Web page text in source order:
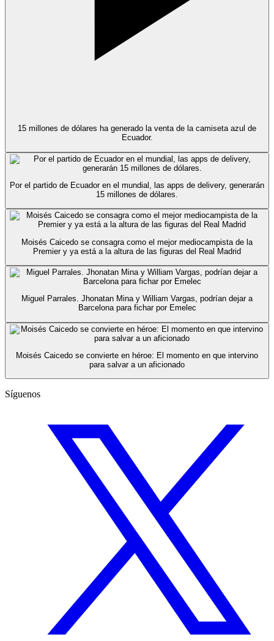
15 millones de dólares ha generado la venta de la camiseta azul de
Ecuador.
Por el partido de Ecuador en el mundial, las apps de delivery, generarán
15 millones de dólares.
Moisés Caicedo se consagra como el mejor mediocampista de la
Premier y ya está a la altura de las figuras del Real Madrid
Miguel Parrales. Jhonatan Mina y William Vargas, podrían dejar a
Barcelona para fichar por Emelec
Moisés Caicedo se convierte en héroe: El momento en que intervino
para salvar a un aficionado
Síguenos